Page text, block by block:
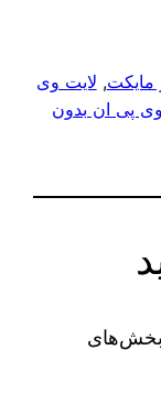
مایکت, لایت وی
پی ان بدون
بخش‌های